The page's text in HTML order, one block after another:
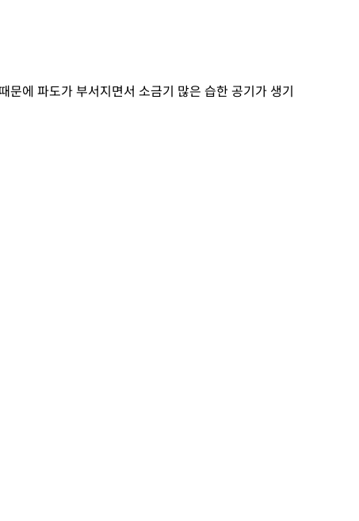
에 파도가 부서지면서 소금기 많은 습한 공기가 생기